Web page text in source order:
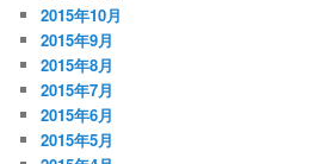
2015年10月
2015年9月
2015年8月
2015年7月
2015年6月
2015年5月